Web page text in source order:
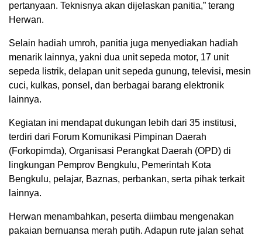
pertanyaan. Teknisnya akan dijelaskan panitia,” terang
Herwan.
Selain hadiah umroh, panitia juga menyediakan hadiah
menarik lainnya, yakni dua unit sepeda motor, 17 unit
sepeda listrik, delapan unit sepeda gunung, televisi, mesin
cuci, kulkas, ponsel, dan berbagai barang elektronik
lainnya.
Kegiatan ini mendapat dukungan lebih dari 35 institusi,
terdiri dari Forum Komunikasi Pimpinan Daerah
(Forkopimda), Organisasi Perangkat Daerah (OPD) di
lingkungan Pemprov Bengkulu, Pemerintah Kota
Bengkulu, pelajar, Baznas, perbankan, serta pihak terkait
lainnya.
Herwan menambahkan, peserta diimbau mengenakan
pakaian bernuansa merah putih. Adapun rute jalan sehat